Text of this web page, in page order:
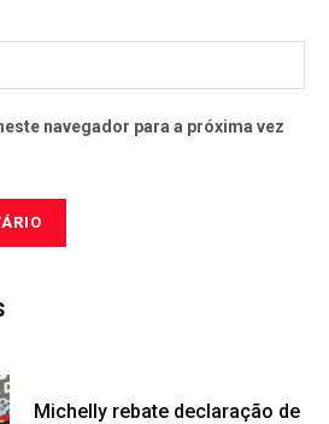
navegador para a próxima vez
Michelly rebate declaração de